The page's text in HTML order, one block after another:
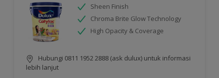
Sheen Finish
Chroma Brite Glow Technology
High Opacity & Coverage
Hubungi 0811 1952 2888 (ask dulux) untuk informasi
lebih lanjut